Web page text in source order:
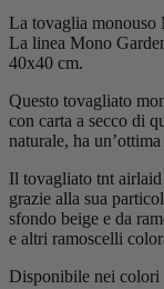
La tovaglia monouso
La linea Mono
40x40 cm.
Questo tovagliato
con carta a secco di
naturale, ha
Il tovagliato tnt
grazie alla sua
sfondo beige e da
e altri ramoscelli
Disponibile nei colori